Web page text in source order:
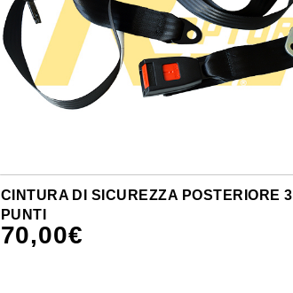
CINTURA DI SICUREZZA POSTERIORE 3
PUNTI
70,00€